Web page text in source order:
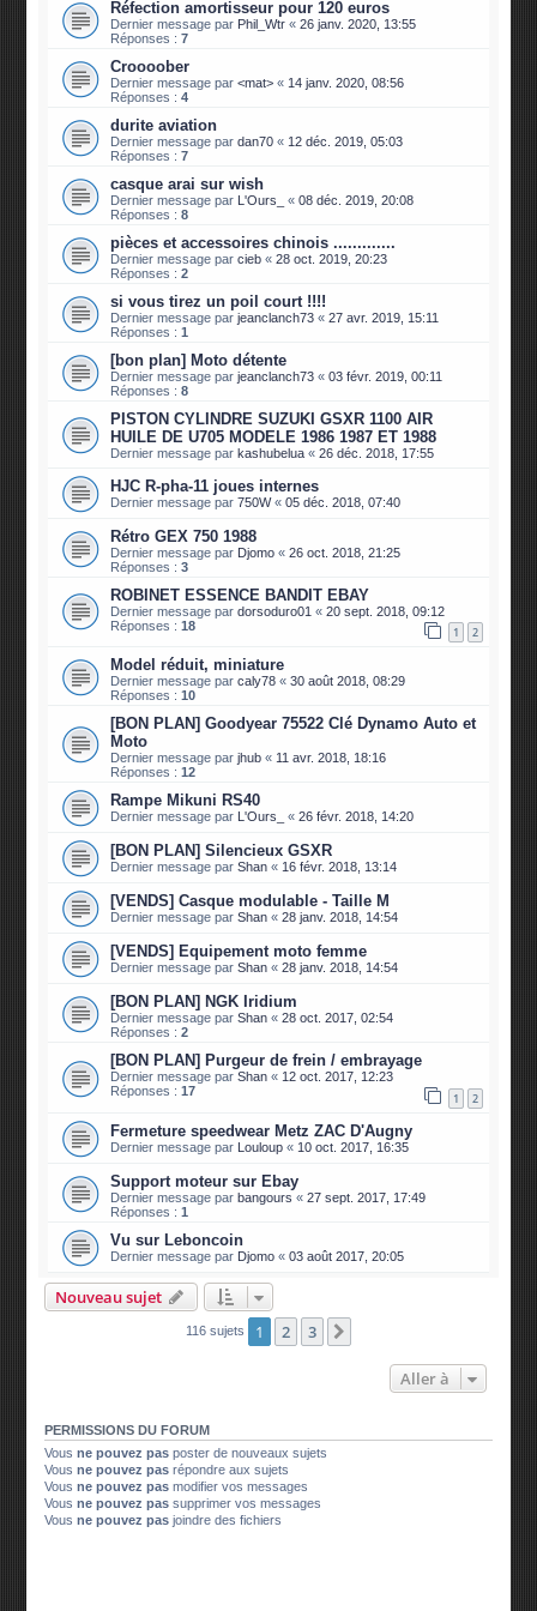
Réfection amortisseur pour 120 euros
Dernier message par Phil_Wtr «26 janv. 2020, 13:55
Réponses :7
Croooober
Dernier message par<mat> « 14 janv. 2020, 08:56
Réponses :4
durite aviation
Dernier message pardan70 « 12 déc. 2019, 05:03
Réponses :7
casque arai sur wish
Dernier message par L'Ours_ «08 déc. 2019, 20:08
Réponses :8
pièces et accessoires chinois .............
Dernier message parcieb «28 oct. 2019, 20:23
Réponses :2
si vous tirez un poil court !!!!
Dernier message parjeanclanch73 «27 avr. 2019, 15:11
Réponses :1
[bon plan] Moto détente
Dernier message parjeanclanch73 «03 févr. 2019, 00:11
Réponses :8
PISTON CYLINDRE SUZUKI GSXR 1100 AIR
HUILE DE U705 MODELE 1986 1987 ET 1988
Dernier message parkashubelua «26 déc. 2018, 17:55
HJC R-pha-11 joues internes
Dernier message par750W«05 déc. 2018, 07:40
Rétro GEX 750 1988
Dernier message par Djomo «26 oct. 2018, 21:25
Réponses :3
ROBINET ESSENCE BANDIT EBAY
Dernier message pardorsoduro01 «20 sept. 2018, 09:12
Réponses :18 1 2
Model réduit, miniature
Dernier message parcaly78 «30 août 2018, 08:29
Réponses :10
[BON PLAN] Goodyear 75522 Clé Dynamo Auto et
Moto
Dernier message parjhub « 11 avr. 2018, 18:16
Réponses :12
Rampe Mikuni RS40
Dernier message par L'Ours_ «26 févr. 2018, 14:20
[BON PLAN] Silencieux GSXR
Dernier message parShan « 16 févr. 2018, 13:14
[VENDS] Casque modulable - Taille M
Dernier message parShan «28 janv. 2018, 14:54
[VENDS] Equipement moto femme
Dernier message parShan «28 janv. 2018, 14:54
[BON PLAN] NGK Iridium
Dernier message parShan «28 oct. 2017, 02:54
Réponses :2
[BON PLAN] Purgeur de frein / embrayage
Dernier message parShan « 12 oct. 2017, 12:23
Réponses :17 1 2
Fermeture speedwear Metz ZAC D'Augny
Dernier message par Louloup « 10 oct. 2017, 16:35
Support moteur sur Ebay
Dernier message parbangours «27 sept. 2017, 17:49
Réponses :1
Vu sur Leboncoin
Dernier message par Djomo «03 août 2017, 20:05
Nouveau sujet
116 sujets 1 2 3
Aller à
PERMISSIONS DU FORUM
Vousne pouvez pas poster de nouveaux sujets
Vousne pouvez pas répondre aux sujets
Vousne pouvez pas modifier vos messages
Vousne pouvez pas supprimer vos messages
Vousne pouvez pas joindre des fichiers